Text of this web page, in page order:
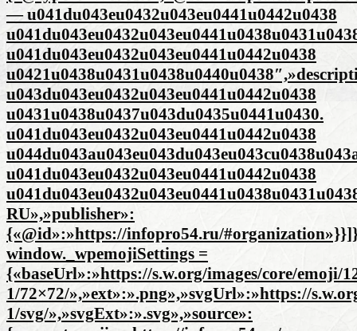
— u041du043eu0432u043eu0441u0442u0438
u041du043eu0432u043eu0441u0442u0438
u043du043eu0432u043eu0441u0442u0438
u0431u0438u0437u043du0435u0441u0430.
u041du043eu0432u043eu0441u0442u0438
u041du043eu0432u043eu0441u0442u0438
RU»,»publisher»:
{«@id»:»https://infopro54.ru/
window._wpemojiSettings =
{«baseUrl»:»https://s.w.org/images/core/emoji/
1/72×72/»,»ext»:».png»,»svgUrl»:»https://
1/svg/»,»svgExt»:».svg»,»source»: